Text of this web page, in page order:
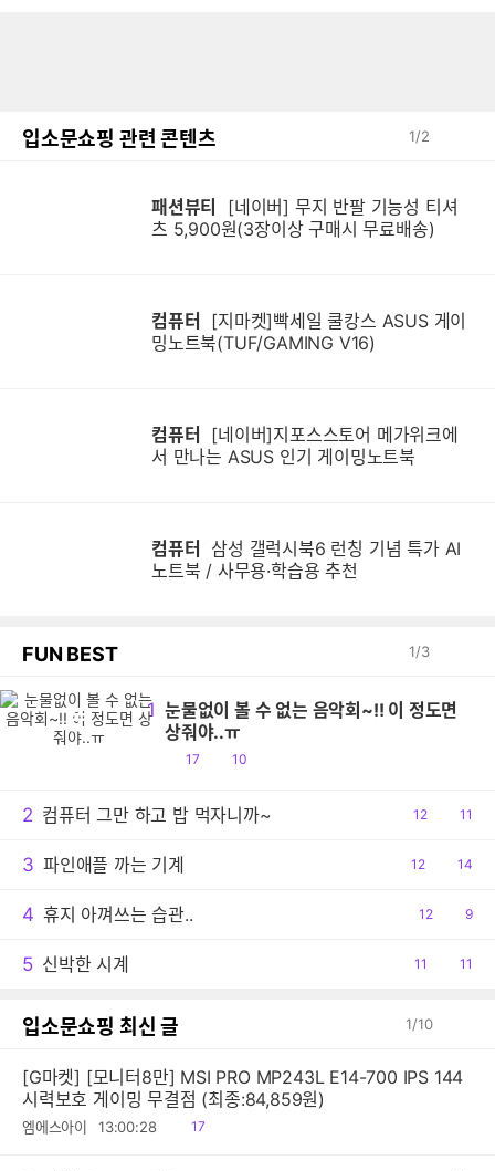
입소문쇼핑 관련 콘텐츠 1/2
패션뷰티
츠 5,900원(3장이상 구매시 무료배송)
컴퓨터
밍노트북(TUF/GAMING V16)
컴퓨터
서 만나는 ASUS 인기 게이밍노트북
컴퓨터
노트북 / 사무용·학습용 추천
FUN BEST 1/3
1 눈물없이 볼 수 없는 음악회~!! 이 정도면
상줘야..ㅠ
공
17
댓
10
눈
2 컴퓨터 그만 하고 밥 먹자니까~
공
12
댓
11
3 파인애플 까는 기계
공
12
댓
14
4 휴지 아껴쓰는 습관..
공
12
댓
9
5 신박한 시계
공
11
댓
11
입소문쇼핑 최신 글 1/10
[G마켓] [모니터8만] MSI PRO MP243L E14-700 IPS 144
시력보호 게이밍 무결점 (최종:84,859원)
엠에스아이 13:00:28
읽
17